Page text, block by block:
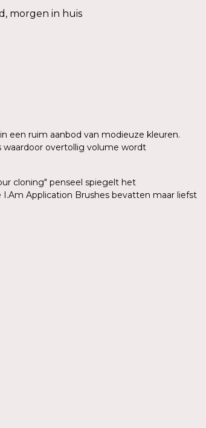
morgen in huis
een ruim aanbod van modieuze kleuren.
waardoor overtollig volume wordt
cloning" penseel spiegelt het
Application Brushes bevatten maar liefst